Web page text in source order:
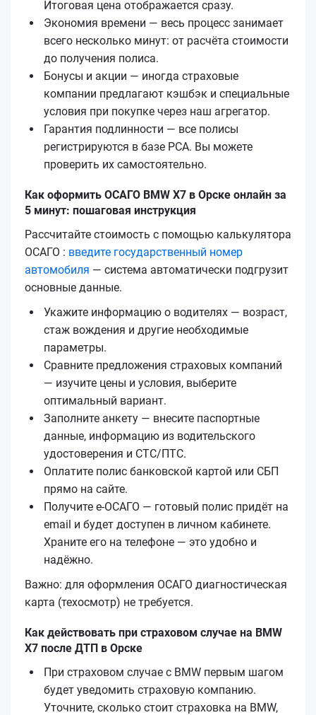
Итоговая цена отображается сразу.
Экономия времени — весь процесс занимает
всего несколько минут: от расчёта стоимости
до получения полиса.
Бонусы и акции — иногда страховые
компании предлагают кэшбэк и специальные
условия при покупке через наш агрегатор.
Гарантия подлинности — все полисы
регистрируются в базе РСА. Вы можете
проверить их самостоятельно.
Как оформить ОСАГО BMW X7 в Орске онлайн за
5 минут: пошаговая инструкция
Рассчитайте стоимость с помощью калькулятора
ОСАГО : введите государственный номер
автомобиля — система автоматически подгрузит
основные данные.
Укажите информацию о водителях — возраст,
стаж вождения и другие необходимые
параметры.
Сравните предложения страховых компаний
— изучите цены и условия, выберите
оптимальный вариант.
Заполните анкету — внесите паспортные
данные, информацию из водительского
удостоверения и СТС/ПТС.
Оплатите полис банковской картой или СБП
прямо на сайте.
Получите е‑ОСАГО — готовый полис придёт на
email и будет доступен в личном кабинете.
Храните его на телефоне — это удобно и
надёжно.
Важно: для оформления ОСАГО диагностическая
карта (техосмотр) не требуется.
Как действовать при страховом случае на BMW
X7 после ДТП в Орске
При страховом случае с BMW первым шагом
будет уведомить страховую компанию.
Уточните, сколько стоит страховка на BMW,